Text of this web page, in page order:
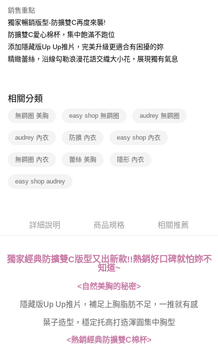
臺灣中小企業銀行
匯豐（台灣）商業銀行
聯邦商業銀行
元大商業銀行
玉山商業銀行
星展（台灣）商業銀行
台新國際商業銀行
中國信託商業銀行
國泰世華商業銀行
臺灣中小企業銀行
匯豐（台灣）商業銀行
聯邦商業銀行
元大商業銀行
永豐商業銀行
玉山商業銀行
星展（台灣）商業銀行
上海商業儲蓄銀行
國泰世華商業銀行
臺灣中小企業銀行
匯豐（台灣）商業銀行
華泰商業銀行
聯邦商業銀行
遠東國際商業銀行
元大商業銀行
永豐商業銀行
台灣樂天信用卡公司
LINE Pay
Apple Pay
街口支付
免運費
銷售重點
獨家暢銷版型-防擴雙C再度來襲!
防擴雙C愛心棉杯，集中飽滿不跑位
添加隱藏版Up Up推片，完美升級更適合有困擾的妳
精緻蕾絲，沿線勾勒浪漫花語交織大小花，展現獨有氣息
相關分類
無鋼圈 美胸 easy shop 無鋼圈 audrey 無鋼圈
audrey 內衣 防擴 內衣 easy shop 內衣
無鋼圈 內衣 蕾絲 美胸 隱形 內衣
easy shop audrey
詳細說明 商品規格 相關推薦
獨家經典防擴雙C版型又出新款!!熱銷好口碑就怕妳不
知道~
<自然美胸的秘密>
隱藏版Up Up推片，補足上胸脂肪不足，一推就有感
葉子造型，穩定托高打造渾圓集中胸型
<熱銷經典防擴雙C棉杯>